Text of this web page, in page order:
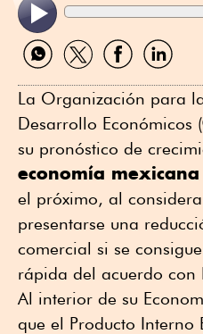
Compartir
por
Compartir
por
Compartir
por
Compartir
por
La Organización para
Desarrollo Económicos (
su pronóstico de
economía mexicana
el próximo, al
presentarse una
comercial si se
rápida del acuerdo con
Al interior de su
que el Producto Interno